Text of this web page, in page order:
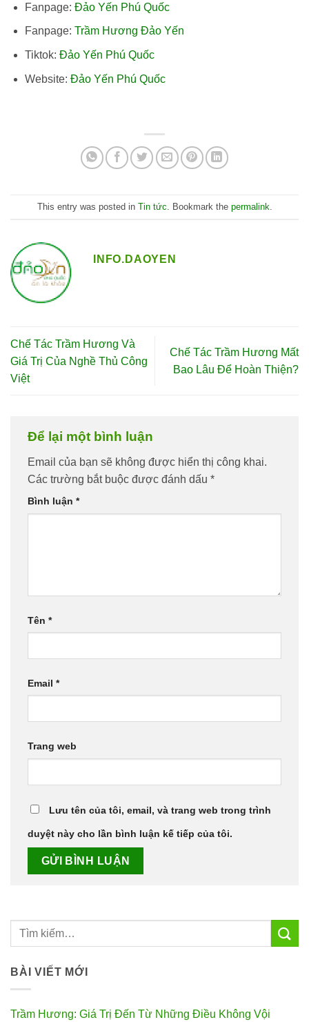
Fanpage: Đảo Yến Phú Quốc
Fanpage: Trầm Hương Đảo Yến
Tiktok: Đảo Yến Phú Quốc
Website: Đảo Yến Phú Quốc
This entry was posted in Tin tức . Bookmark the permalink
INFO.DAOYEN
Chế Tác Trầm Hương Và
Giá Trị Của Nghề Thủ Công
Việt
Chế Tác Trầm Hương Mất
Bao Lâu Để Hoàn Thiện?
Để lại một bình luận
Email của bạn sẽ không được hiển thị công khai.
Các trường bắt buộc được đánh dấu *
Bình luận *
Tên *
Email *
Trang web
Lưu tên của tôi, email, và trang web trong trình
duyệt này cho lần bình luận kế tiếp của tôi.
BÀI VIẾT MỚI
Trầm Hương: Giá Trị Đến Từ Những Điều Không Vội